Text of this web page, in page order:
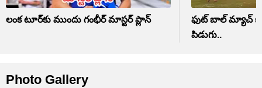
లంక టూర్‌కు ముందు గంభీర్ మాస్టర్ ప్లాన్
ఫుట్ బాల్ మ్యాచ్
పిడుగు..
Photo Gallery